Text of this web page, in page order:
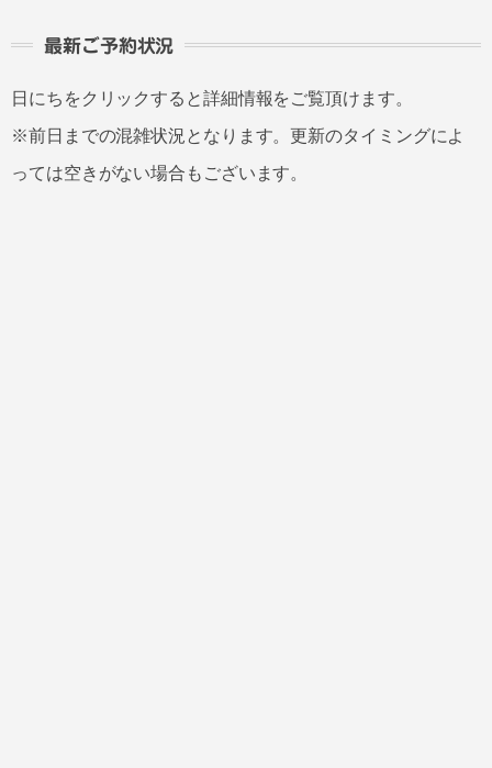
最新ご予約状況
日にちをクリックすると詳細情報をご覧頂けます。
※前日までの混雑状況となります。更新のタイミングによ
っては空きがない場合もございます。